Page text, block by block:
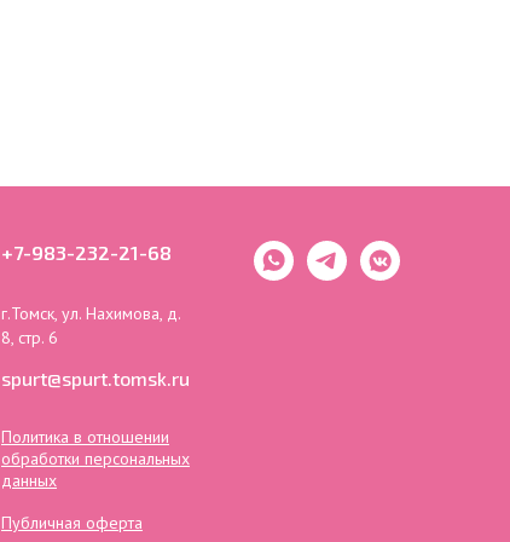
+7-983-232-21-68
г.Томск, ул. Нахимова, д.
8, стр. 6
spurt@spurt.tomsk.ru
Политика в отношении
обработки персональных
данных
Публичная оферта